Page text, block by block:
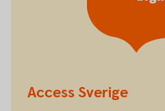
Access Sverige